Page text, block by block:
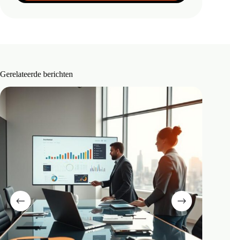
Gerelateerde berichten